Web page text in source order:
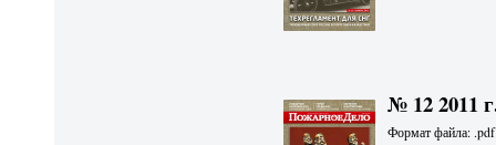
№ 12 2011
Формат файла: .pdf